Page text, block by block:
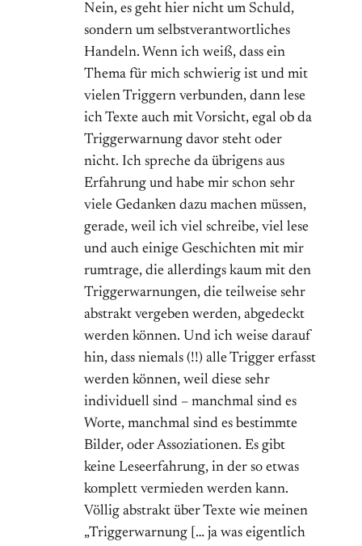
Nein, es geht hier nicht um Schuld,
sondern um selbstverantwortliches
Handeln. Wenn ich weiß, dass ein
Thema für mich schwierig ist und mit
vielen Triggern verbunden, dann lese
ich Texte auch mit Vorsicht, egal ob da
Triggerwarnung davor steht oder
nicht. Ich spreche da übrigens aus
Erfahrung und habe mir schon sehr
viele Gedanken dazu machen müssen,
gerade, weil ich viel schreibe, viel lese
und auch einige Geschichten mit mir
rumtrage, die allerdings kaum mit den
Triggerwarnungen, die teilweise sehr
abstrakt vergeben werden, abgedeckt
werden können. Und ich weise darauf
hin, dass niemals (!!) alle Trigger erfasst
werden können, weil diese sehr
individuell sind – manchmal sind es
Worte, manchmal sind es bestimmte
Bilder, oder Assoziationen. Es gibt
keine Leseerfahrung, in der so etwas
komplett vermieden werden kann.
Völlig abstrakt über Texte wie meinen
„Triggerwarnung [… ja was eigentlich